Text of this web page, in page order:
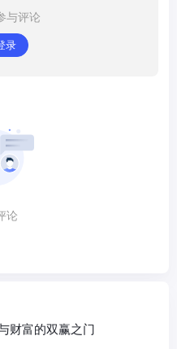
与评论
录
论
财富的双赢之门